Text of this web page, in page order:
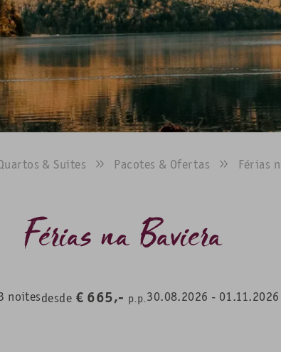
GALERIA DE
romantismo alpino nos
& Suites Pacotes & Ofertas Férias
Férias na Baviera
noitesdesde € 665,- p.p.30.08.2026 - 01.11.2026